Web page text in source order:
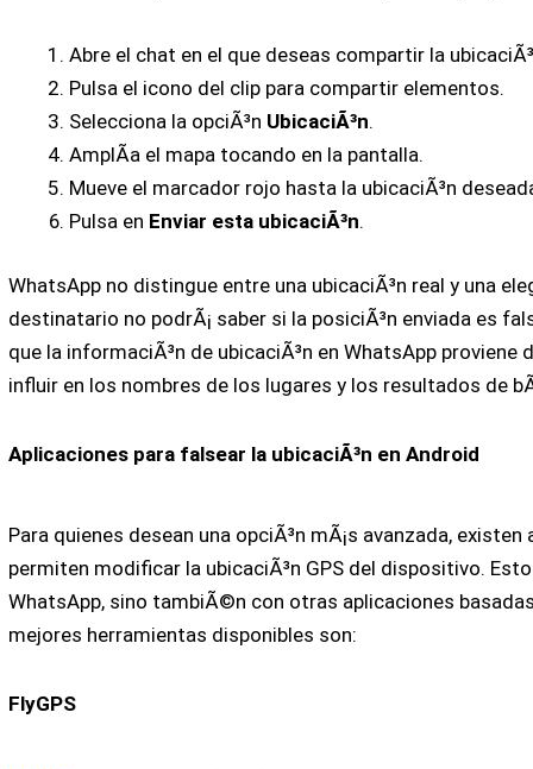
Abre el chat en el que deseas compartir la
Pulsa el icono del clip para compartir elementos.
Selecciona la opciÃ³n UbicaciÃ³n.
AmplÃ­a el mapa tocando en la pantalla.
Mueve el marcador rojo hasta la ubicaciÃ³n
Pulsa en Enviar esta ubicaciÃ³n.
WhatsApp no distingue entre una ubicaciÃ³n real y una
destinatario no podrÃ¡ saber si la posiciÃ³n enviada es
que la informaciÃ³n de ubicaciÃ³n en WhatsApp proviene
influir en los nombres de los lugares y los resultados de
Aplicaciones para falsear la ubicaciÃ³n en Android
Para quienes desean una opciÃ³n mÃ¡s avanzada,
permiten modificar la ubicaciÃ³n GPS del dispositivo.
WhatsApp, sino tambiÃ©n con otras aplicaciones
mejores herramientas disponibles son:
FlyGPS